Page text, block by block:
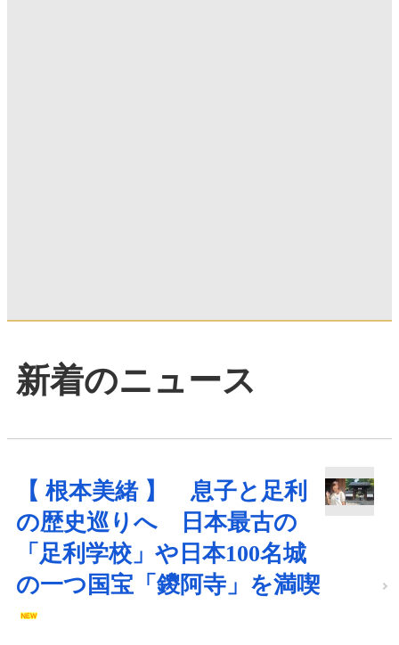
新着のニュース
【 根本美緒 】 息子と足利
の歴史巡りへ 日本最古の
「足利学校」や日本100名城
の一つ国宝「鑁阿寺」を満喫